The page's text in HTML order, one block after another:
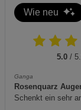
Wie neu
5.0 /
Ganga
Rosenquarz
Schenkt ein sehr